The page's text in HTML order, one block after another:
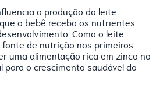
a produção do leite
o bebê receba os nutrientes
Como o leite
de nutrição nos primeiros
uma alimentação rica em zinco no
o crescimento saudável do